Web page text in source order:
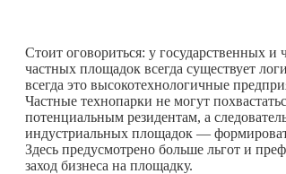
Стоит оговориться: у государственных
частных площадок всегда существует
всегда это высокотехнологичные
Частные технопарки не могут
потенциальным резидентам, а
индустриальных площадок —
Здесь предусмотрено больше льгот и
заход бизнеса на площадку.